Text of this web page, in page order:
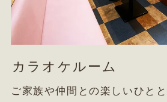
カラオケルーム
ご家族や仲間との楽しいひと